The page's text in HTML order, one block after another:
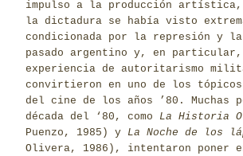
impulso a la producción artística,
la dictadura se había visto
condicionada por la represión y
pasado argentino y, en
experiencia de autoritarismo
convirtieron en uno de los
del cine de los años ’80. Muchas
década del ‘80, como La Historia
Puenzo, 1985) y La Noche de los
Olivera, 1986), intentaron poner